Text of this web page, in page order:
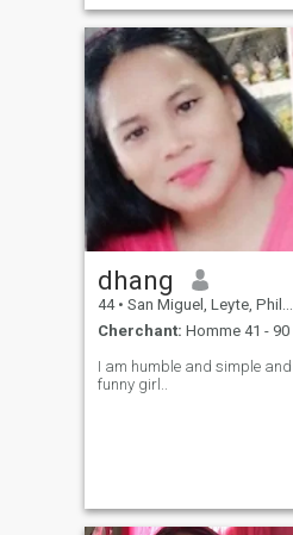
shared with the right person.
dhang
44 • San Miguel, Leyte, Philippines
Cherchant: Homme 41 - 90
I am humble and simple and
funny girl..